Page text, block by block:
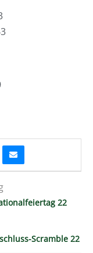
22
Scramble 22